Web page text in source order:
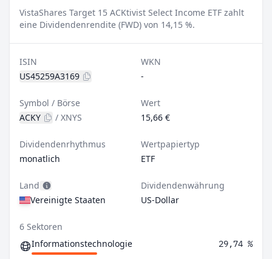
VistaShares Target 15 ACKtivist Select Income ETF zahlt
eine Dividendenrendite (FWD) von 14,15 %.
ISIN
US45259A3169
WKN
-
Symbol / Börse
ACKY
/ XNYS
Wert
15,66 €
Dividendenrhythmus
monatlich
Wertpapiertyp
ETF
Land
Vereinigte Staaten
Dividendenwährung
US-Dollar
6 Sektoren
Informationstechnologie
29,74 %